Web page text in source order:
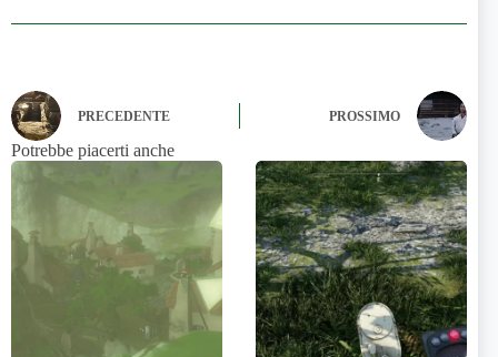
PRECEDENTE PROSSIMO
Potrebbe piacerti anche